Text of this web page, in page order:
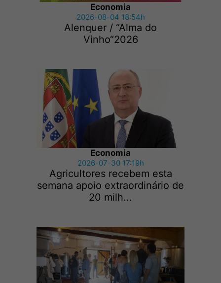
Economia
2026-08-04 18:54h
Alenquer / “Alma do
Vinho“2026
Economia
2026-07-30 17:19h
Agricultores recebem esta
semana apoio extraordinário de
20 milh...